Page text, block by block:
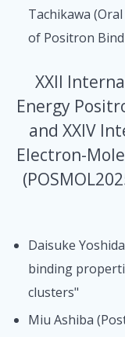
Tachikawa
of Positron
XXII
Energy
and XXIV
Electron-
Daisuke
binding
clusters"
Miu Ashiba